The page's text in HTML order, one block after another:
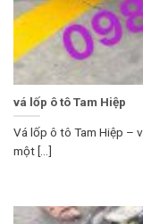
vá lốp ô tô Tam Hiệp
Vá lốp ô tô Tam Hiệp –
một [...]